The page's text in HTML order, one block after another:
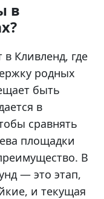
в
Кливленд, где
родных
быть
в
сравнять
площадки
В
— это этап,
и текущая